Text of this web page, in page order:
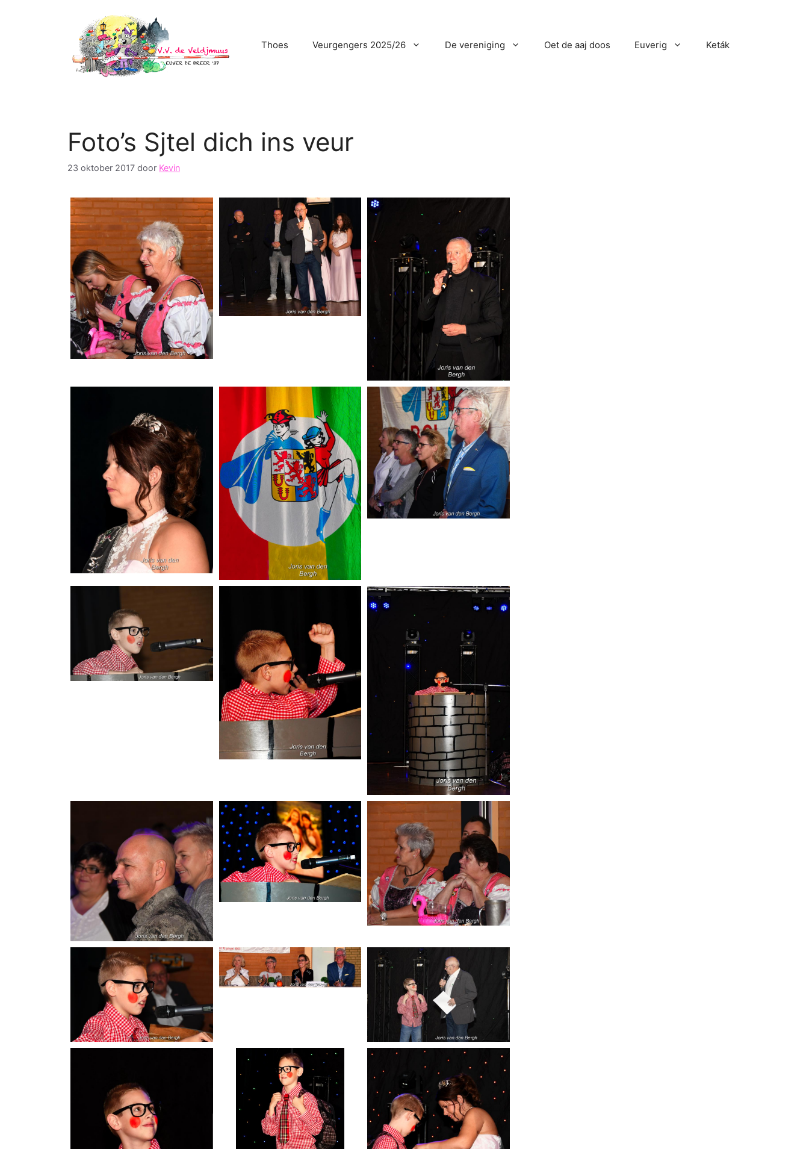
Thoes Veurgengers 2025/26 De vereniging Oet de aaj doos Euverig Keták
Foto’s Sjtel dich ins veur
23 oktober 2017 door Kevin